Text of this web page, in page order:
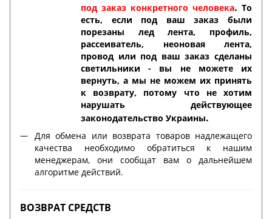
под заказ конкретного человека. То
есть, если под ваш заказ были
порезаны лед лента, профиль,
рассеиватель, неоновая лента,
провод или под ваш заказ сделаны
светильники - вы не можете их
вернуть, а мы не можем их принять
к возврату, потому что не хотим
нарушать действующее
законодательство Украины.
Для обмена или возврата товаров надлежащего
качества необходимо обратиться к нашим
менеджерам, они сообщат вам о дальнейшем
алгоритме действий.
ВОЗВРАТ СРЕДСТВ